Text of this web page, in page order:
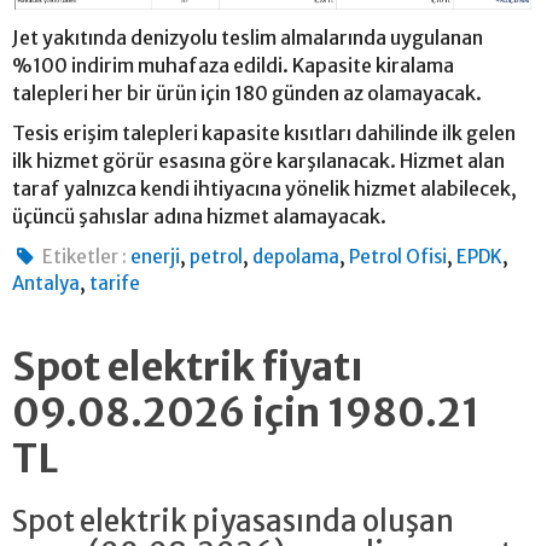
Jet yakıtında denizyolu teslim almalarında uygulanan
%100 indirim muhafaza edildi. Kapasite kiralama
talepleri her bir ürün için 180 günden az olamayacak.
Tesis erişim talepleri kapasite kısıtları dahilinde ilk gelen
ilk hizmet görür esasına göre karşılanacak. Hizmet alan
taraf yalnızca kendi ihtiyacına yönelik hizmet alabilecek,
üçüncü şahıslar adına hizmet alamayacak.
Etiketler : enerji, petrol , depolama, Petrol Ofisi, EPDK,
Antalya, tarife
Spot elektrik fiyatı
09.08.2026 için 1980.21
TL
Spot elektrik piyasasında oluşan